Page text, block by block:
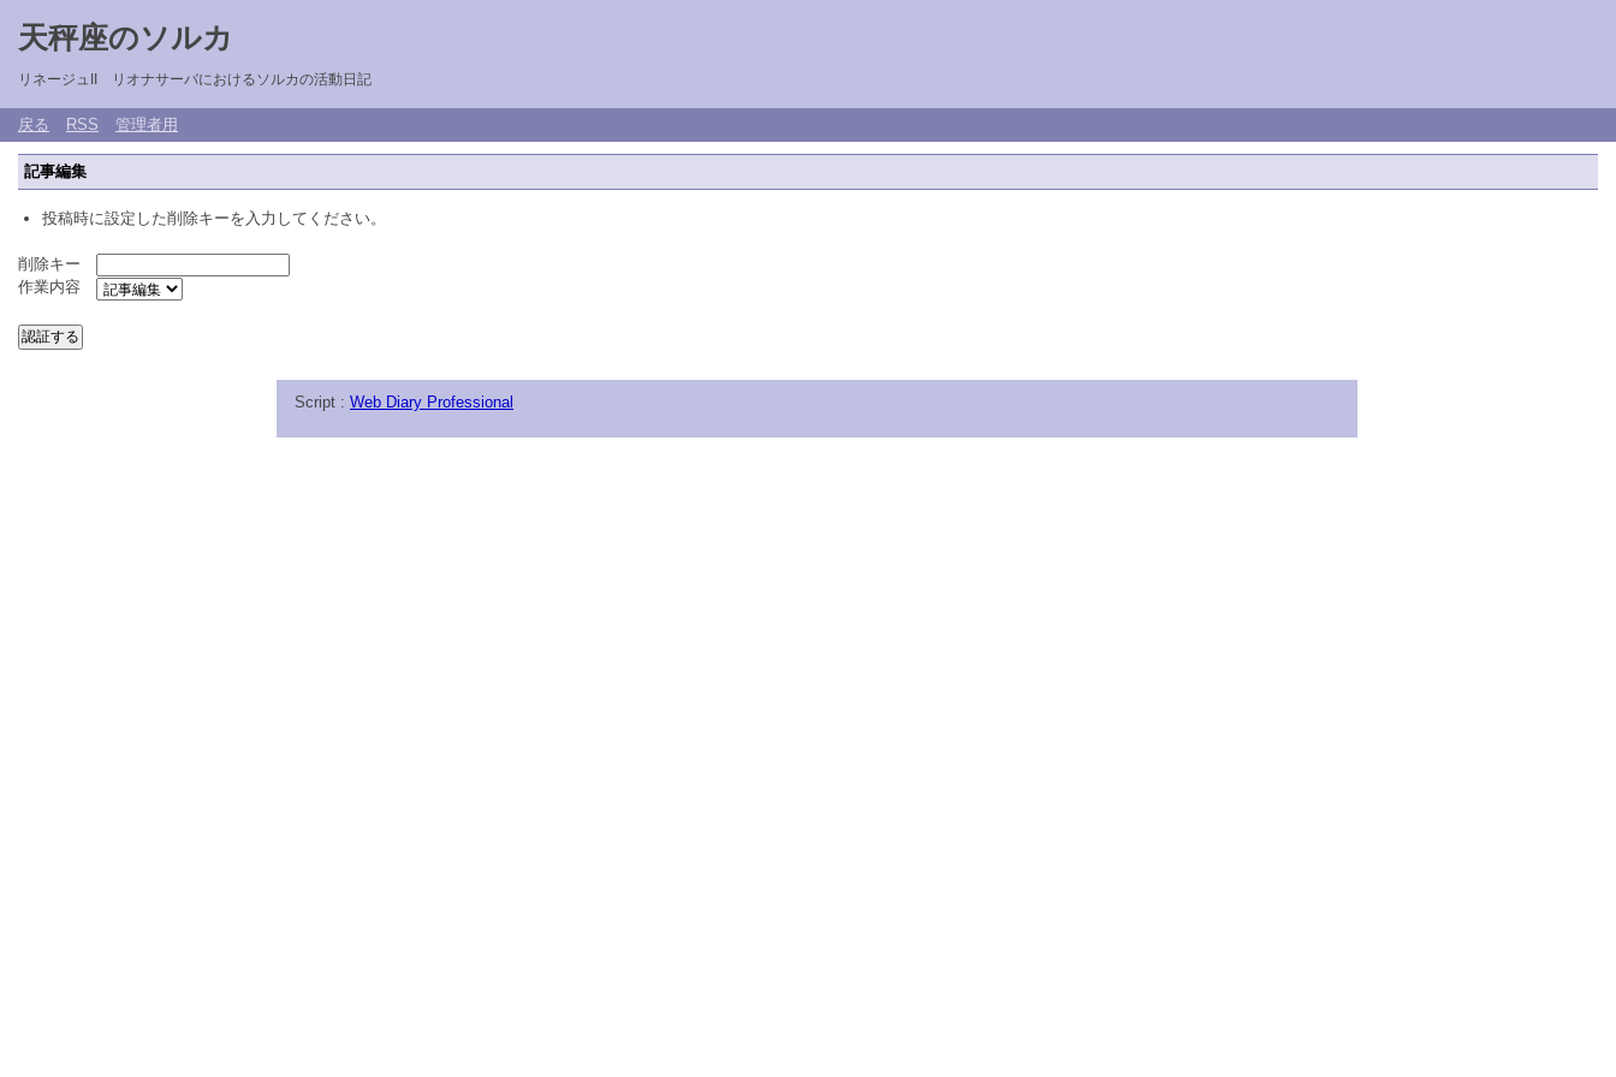
天秤座のソルカ
リネージュII リオナサーバにおけるソルカの活動日記
戻る RSS 管理者用
記事編集
投稿時に設定した削除キーを入力してください。
削除キー
作業内容
Script : Web Diary Professional